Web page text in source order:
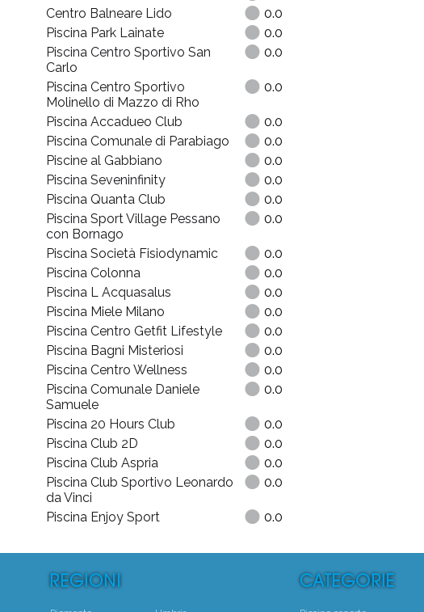
Centro Balneare Lido
0.0
Piscina Park Lainate
0.0
Piscina Centro Sportivo San
Carlo
0.0
Piscina Centro Sportivo
Molinello di Mazzo di Rho
0.0
Piscina Accadueo Club
0.0
Piscina Comunale di Parabiago
0.0
Piscine al Gabbiano
0.0
Piscina Seveninfinity
0.0
Piscina Quanta Club
0.0
Piscina Sport Village Pessano
con Bornago
0.0
Piscina Società Fisiodynamic
0.0
Piscina Colonna
0.0
Piscina L Acquasalus
0.0
Piscina Miele Milano
0.0
Piscina Centro Getfit Lifestyle
0.0
Piscina Bagni Misteriosi
0.0
Piscina Centro Wellness
0.0
Piscina Comunale Daniele
Samuele
0.0
Piscina 20 Hours Club
0.0
Piscina Club 2D
0.0
Piscina Club Aspria
0.0
Piscina Club Sportivo Leonardo
da Vinci
0.0
Piscina Enjoy Sport 0.0